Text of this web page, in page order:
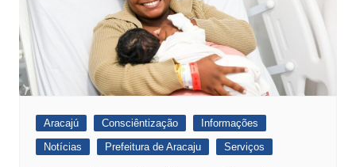
Aracajú Consciêntização
Informações
Notícias
Prefeitura de Aracaju Serviços